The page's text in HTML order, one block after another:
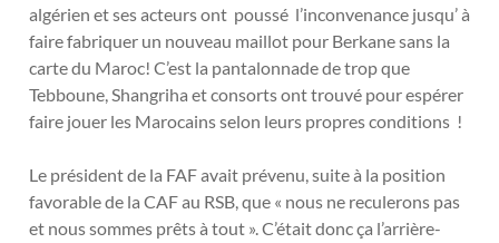
algérien et ses acteurs ont poussé l’inconvenance jusqu’ à
faire fabriquer un nouveau maillot pour Berkane sans la
carte du Maroc! C’est la pantalonnade de trop que
Tebboune, Shangriha et consorts ont trouvé pour espérer
faire jouer les Marocains selon leurs propres conditions !
Le président de la FAF avait prévenu, suite à la position
favorable de la CAF au RSB, que « nous ne reculerons pas
et nous sommes prêts à tout ». C’était donc ça l’arrière-